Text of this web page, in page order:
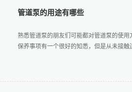
这些技术参数，大家在采购的时候就要考
购之后还要正确安装，如果安装不当不仅
需要不定期的更好易损部件，所以需要有
管道泵的用途有哪些
熟悉管道泵的朋友们可能都对管道泵的使
保养事项有一个很好的知悉，但是从未接